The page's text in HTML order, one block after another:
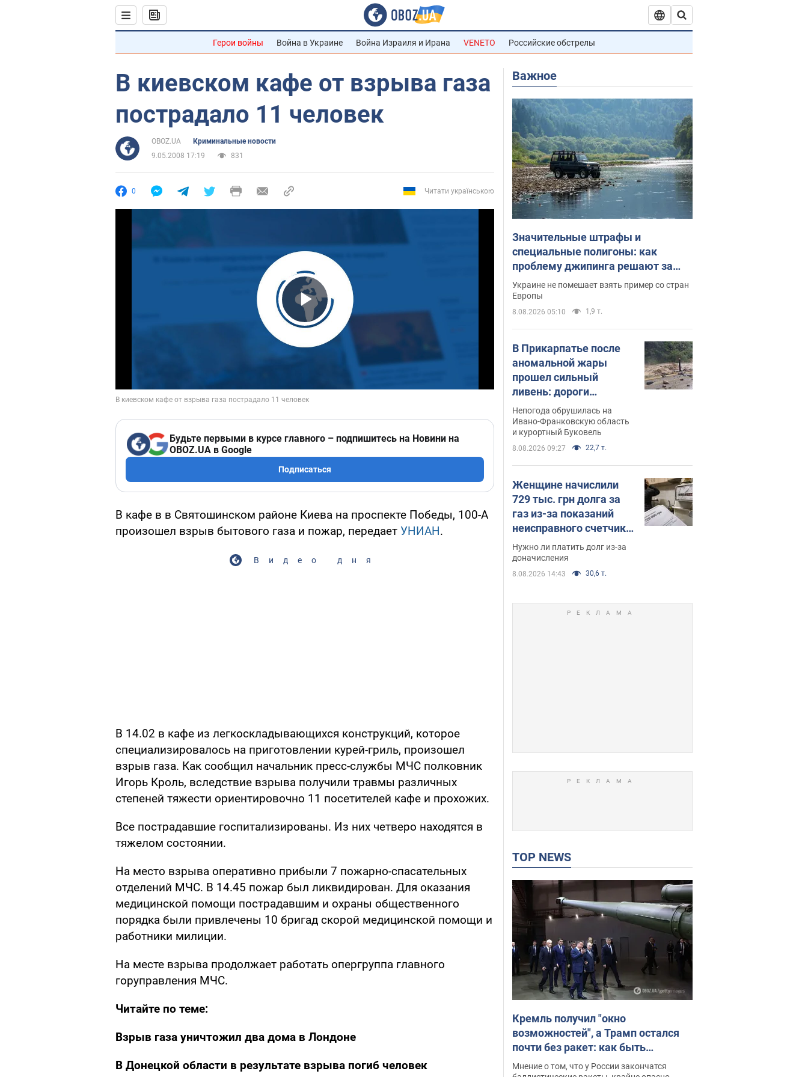
Герои войны Война в Украине Война Израиля и Ирана VENETO Российские обстрелы
В киевском кафе от взрыва газа
пострадало 11 человек
OBOZ.UA
Криминальные новости
9.05.2008 17:19
831
0 Читати українською
Play Video
Будьте первыми в курсе главного – подпишитесь на Новини на
OBOZ.UA в Google
Подписаться
В кафе в в Святошинском районе Киева на проспекте Победы, 100-А
произошел взрыв бытового газа и пожар, передает УНИАН.
Видео дня
В 14.02 в кафе из легкоскладывающихся конструкций, которое
специализировалось на приготовлении курей-гриль, произошел
взрыв газа. Как сообщил начальник пресс-службы МЧС полковник
Игорь Кроль, вследствие взрыва получили травмы различных
степеней тяжести ориентировочно 11 посетителей кафе и прохожих.
Все пострадавшие госпитализированы. Из них четверо находятся в
тяжелом состоянии.
На место взрыва оперативно прибыли 7 пожарно-спасательных
отделений МЧС. В 14.45 пожар был ликвидирован. Для оказания
медицинской помощи пострадавшим и охраны общественного
порядка были привлечены 10 бригад скорой медицинской помощи и
работники милиции.
На месте взрыва продолжает работать опергруппа главного
горуправления МЧС.
Читайте по теме:
Взрыв газа уничтожил два дома в Лондоне
В Донецкой области в результате взрыва погиб человек
Важное
Значительные штрафы и
специальные полигоны: как
проблему джипинга решают за
границей
Украине не помешает взять пример со стран
Европы
8.08.2026 05:10 1,9 т.
В Прикарпатье после
аномальной жары
прошел сильный
ливень: дороги
превратились в реки.
Видео
Непогода обрушилась на
Ивано-Франковскую область
и курортный Буковель
8.08.2026 09:27 22,7 т.
Женщине начислили
729 тыс. грн долга за
газ из-за показаний
неисправного счетчика:
судья вынес
неожиданное решение
Нужно ли платить долг из-за
доначисления
8.08.2026 14:43 30,6 т.
TOP NEWS
Кремль получил "окно
возможностей", а Трамп остался
почти без ракет: как быть
Украине? Интервью с Мельником
Мнение о том, что у России закончатся